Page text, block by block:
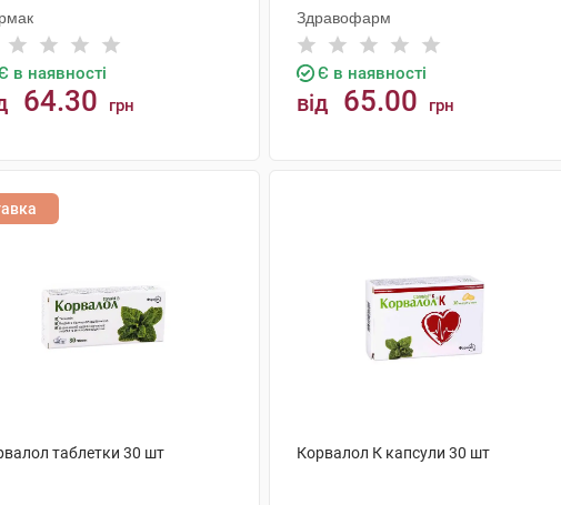
в наявності
64.30 грн
Здравофарм
Є в наявності
від 65.00 грн
таблетки 30 шт Корвалол К капсули 30 шт